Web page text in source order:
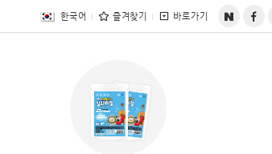
한국어 즐겨찾기 바로가기